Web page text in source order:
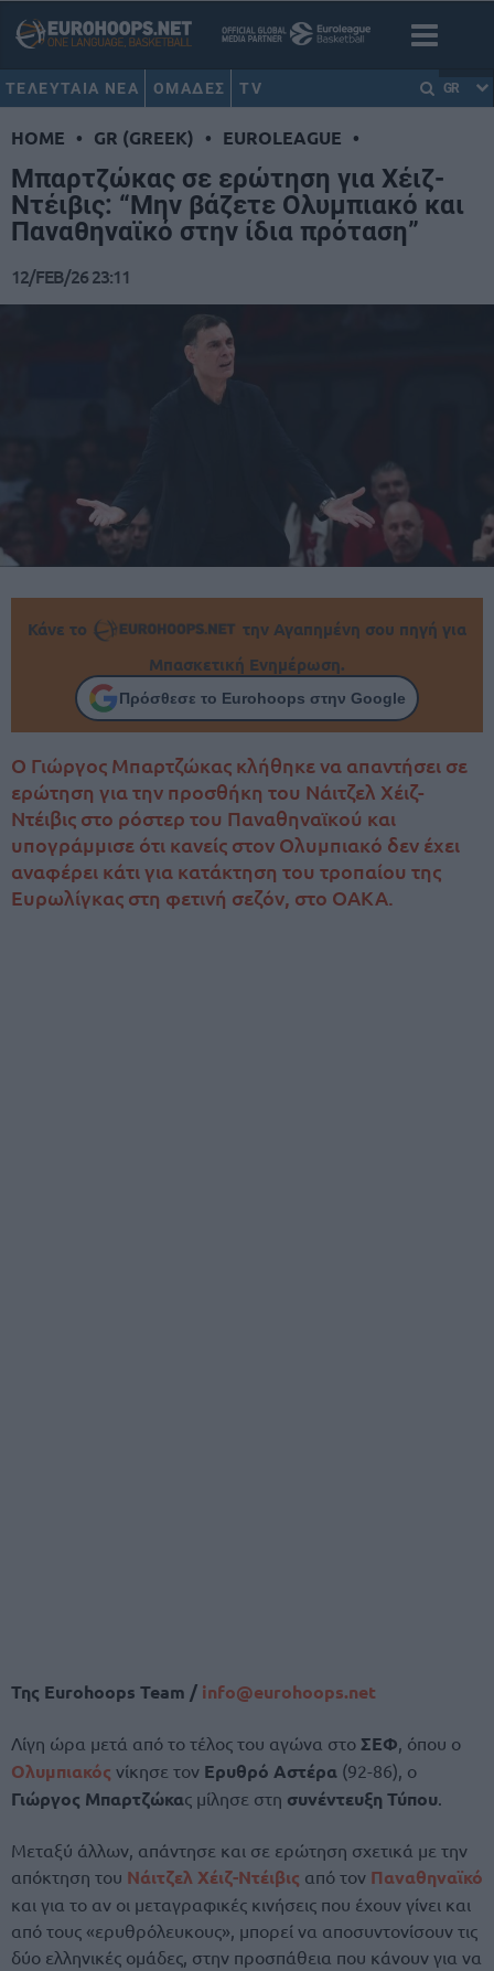
ΤΕΛΕΥΤΑΙΑ ΝΕΑ ΟΜΑΔΕΣ TV GR
HOME • GR (GREEK) • EUROLEAGUE •
Μπαρτζώκας σε ερώτηση για Χέιζ-
Ντέιβις: “Μην βάζετε Ολυμπιακό και
Παναθηναϊκό στην ίδια πρόταση”
12/FEB/26 23:11
Κάνε το
την Αγαπημένη σου πηγή για
Μπασκετική Ενημέρωση.
Πρόσθεσε το Eurohoops στην Google
Ο Γιώργος Μπαρτζώκας κλήθηκε να απαντήσει σε
ερώτηση για την προσθήκη του Νάιτζελ Χέιζ-
Ντέιβις στο ρόστερ του Παναθηναϊκού και
υπογράμμισε ότι κανείς στον Ολυμπιακό δεν έχει
αναφέρει κάτι για κατάκτηση του τροπαίου της
Ευρωλίγκας στη φετινή σεζόν, στο ΟΑΚΑ.
Της Eurohoops Team / info@eurohoops.net
Λίγη ώρα μετά από το τέλος του αγώνα στο ΣΕΦ, όπου ο
Ολυμπιακός νίκησε τον Ερυθρό Αστέρα (92-86), ο
Γιώργος Μπαρτζώκας μίλησε στη συνέντευξη Τύπου.
Μεταξύ άλλων, απάντησε και σε ερώτηση σχετικά με την
απόκτηση του Νάιτζελ Χέιζ-Ντέιβις από τον Παναθηναϊκό
και για το αν οι μεταγραφικές κινήσεις που έχουν γίνει και
από τους «ερυθρόλευκους», μπορεί να αποσυντονίσουν τις
δύο ελληνικές ομάδες, στην προσπάθεια που κάνουν για να